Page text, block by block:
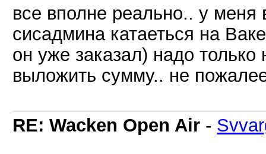
все вполне реально.. у меня
сисадмина катаеться на
он уже заказал) надо
выложить сумму.. не
RE: Wacken Open Air -